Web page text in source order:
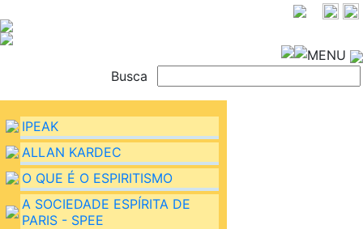
MENU
Busca
IPEAK
ALLAN KARDEC
O QUE É O ESPIRITISMO
A SOCIEDADE ESPÍRITA DE
PARIS - SPEE